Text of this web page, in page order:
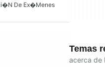
De Ex�menes
Temas
acerca de